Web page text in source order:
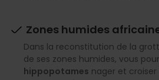
Zones humides
Dans la reconstitution de la
de ses zones humides, vous
hippopotames nager et